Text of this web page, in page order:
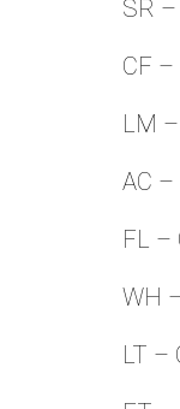
SR
CF
LM
AC –
FL –
WH
LT –